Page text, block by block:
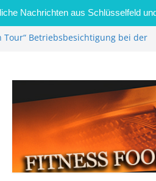
Nachrichten aus Schlüsselfeld
Tour“ Betriebsbesichtigung bei der
bietet Online-Anmeldung für
an
im Wert von 600 Euro